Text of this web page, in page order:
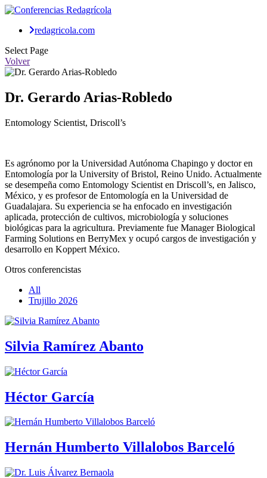
redagricola.com
Select Page
Volver
Dr. Gerardo Arias-Robledo
Entomology Scientist, Driscoll’s
Es agrónomo por la Universidad Autónoma Chapingo y doctor en
Entomología por la University of Bristol, Reino Unido. Actualmente
se desempeña como Entomology Scientist en Driscoll’s, en Jalisco,
México, y es profesor de Entomología en la Universidad de
Guadalajara. Su experiencia se ha enfocado en investigación
aplicada, protección de cultivos, microbiología y soluciones
biológicas para la agricultura. Previamente fue Manager Biological
Farming Solutions en BerryMex y ocupó cargos de investigación y
desarrollo en Koppert México.
Otros conferencistas
All
Trujillo 2026
Silvia Ramírez Abanto
Héctor García
Hernán Humberto Villalobos Barceló